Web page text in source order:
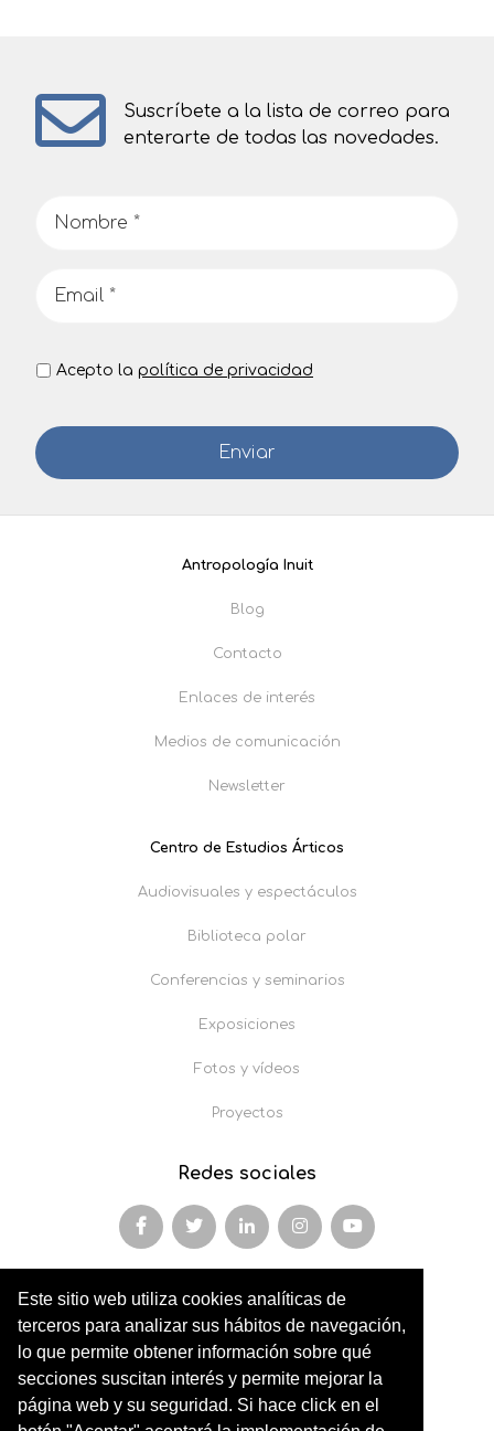
Este sitio web utiliza cookies analíticas de
terceros para analizar sus hábitos de navegación,
lo que permite obtener información sobre qué
secciones suscitan interés y permite mejorar la
página web y su seguridad. Si hace click en el
Suscríbete a la lista de correo para
enterarte de todas las novedades.
Acepto la política de privacidad
Antropología Inuit
Blog
Contacto
Enlaces de interés
Medios de comunicación
Newsletter
Centro de Estudios Árticos
Audiovisuales y espectáculos
Biblioteca polar
Conferencias y seminarios
Exposiciones
Fotos y vídeos
Proyectos
Redes sociales
Miembro y colaborador de
AFOPA
Arqueonet